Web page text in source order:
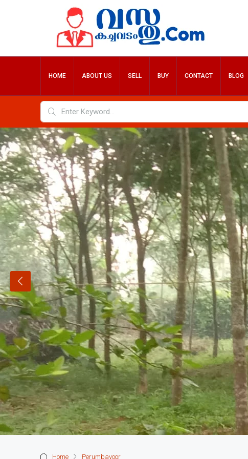
HOME ABOUT US SELL BUY CONTACT BLOG
Home Perumbavoor